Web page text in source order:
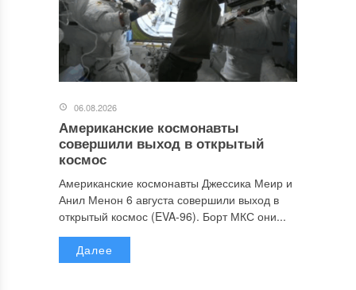
06.08.2026
Американские космонавты
совершили выход в открытый
космос
Американские космонавты Джессика Меир и
Анил Менон 6 августа совершили выход в
открытый космос (EVA-96). Борт МКС они...
Далее